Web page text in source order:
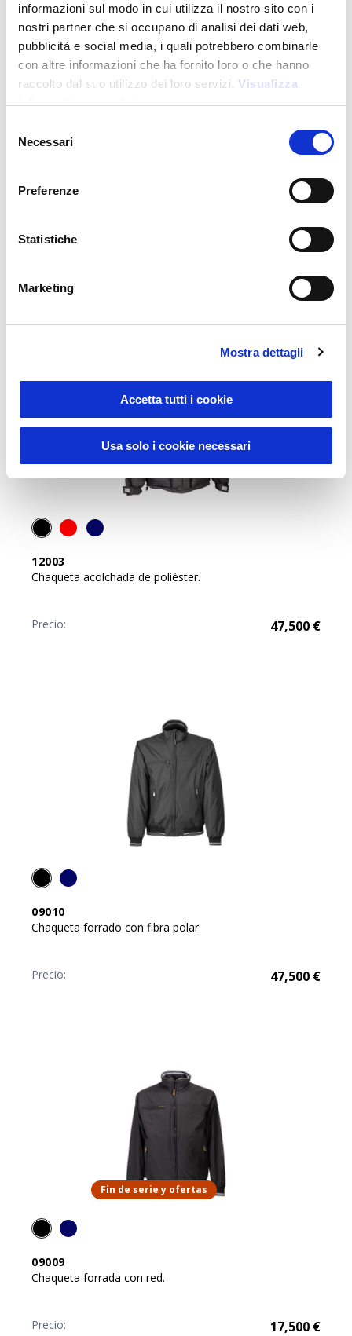
informazioni sul modo in cui utilizza il nostro sito con i
nostri partner che si occupano di analisi dei dati web,
pubblicità e social media, i quali potrebbero combinarle
con altre informazioni che ha fornito loro o che hanno
raccolto dal suo utilizzo dei loro servizi. Visualizza
informativa completa
delNecessari
Preferenze
Statistiche
Marketing
Mostra dettagli
Accetta tutti i cookie
Usa solo i cookie necessari
45,000€
12003
Chaqueta acolchada de poliéster.
Precio: 47,500 €
09010
Chaqueta forrado con fibra polar.
Precio: 47,500 €
Fin de serie y ofertas
09009
Chaqueta forrada con red.
Precio: 17,500 €